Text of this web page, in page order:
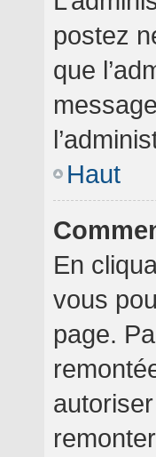
postez
que
Haut
En
vous
page.